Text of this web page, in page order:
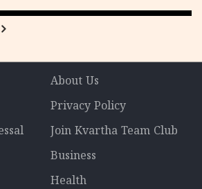
About Us
Privacy Policy
Join Kvartha Team Club
Business
Health